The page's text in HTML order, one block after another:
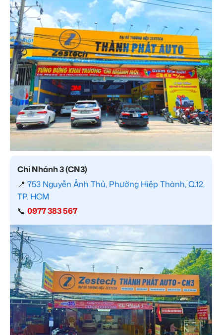
Chi Nhánh 3 (CN3)
📍 753 Nguyễn Ảnh Thủ, Phường Hiệp Thành, Q.12,
TP. HCM
📞 0977 383 567